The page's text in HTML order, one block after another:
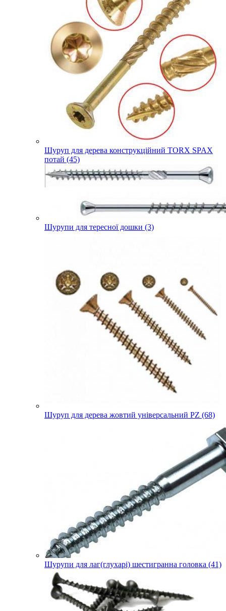
Шуруп для дерева конструкційний TORX SPAX
потай (45)
Шурупи для тересної дошки (3)
Шуруп для дерева жовтий універсальний PZ (68)
Шурупи для лаг(глухарі) шестигранна головка (41)